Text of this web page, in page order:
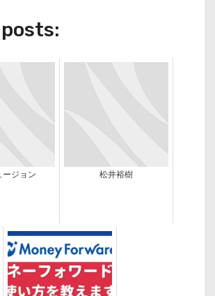
ージョン 松井裕樹